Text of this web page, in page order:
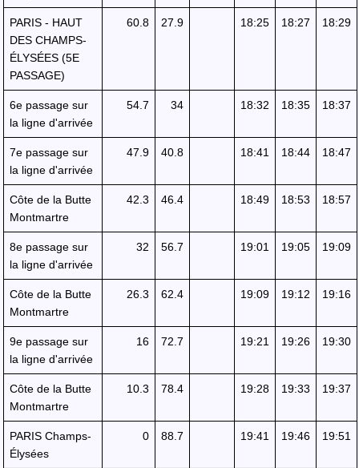
PARIS - HAUT
DES CHAMPS-
ÉLYSÉES (5E
PASSAGE)
60.8 27.9 18:25 18:27 18:29
6e passage sur
la ligne d'arrivée
54.7 34 18:32 18:35 18:37
7e passage sur
la ligne d'arrivée
47.9 40.8 18:41 18:44 18:47
Côte de la Butte
Montmartre
42.3 46.4 18:49 18:53 18:57
8e passage sur
la ligne d'arrivée
32 56.7 19:01 19:05 19:09
Côte de la Butte
Montmartre
26.3 62.4 19:09 19:12 19:16
9e passage sur
la ligne d'arrivée
16 72.7 19:21 19:26 19:30
Côte de la Butte
Montmartre
10.3 78.4 19:28 19:33 19:37
PARIS Champs-
Élysées
0 88.7 19:41 19:46 19:51